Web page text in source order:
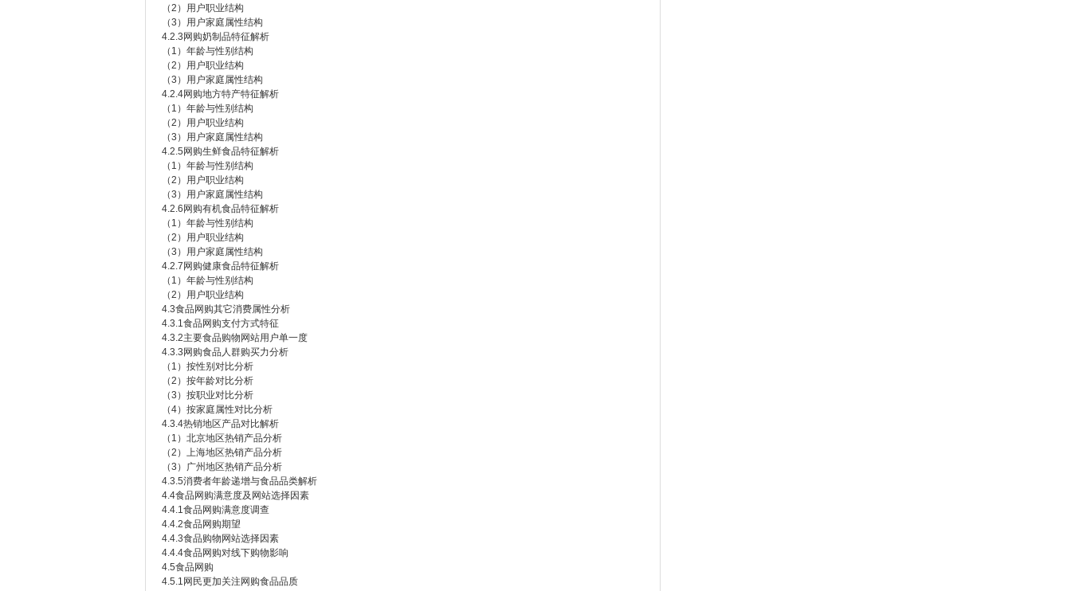
（2）用户职业结构
（3）用户家庭属性结构
4.2.3网购奶制品特征解析
（1）年龄与性别结构
（2）用户职业结构
（3）用户家庭属性结构
4.2.4网购地方特产特征解析
（1）年龄与性别结构
（2）用户职业结构
（3）用户家庭属性结构
4.2.5网购生鲜食品特征解析
（1）年龄与性别结构
（2）用户职业结构
（3）用户家庭属性结构
4.2.6网购有机食品特征解析
（1）年龄与性别结构
（2）用户职业结构
（3）用户家庭属性结构
4.2.7网购健康食品特征解析
（1）年龄与性别结构
（2）用户职业结构
4.3食品网购其它消费属性分析
4.3.1食品网购支付方式特征
4.3.2主要食品购物网站用户单一度
4.3.3网购食品人群购买力分析
（1）按性别对比分析
（2）按年龄对比分析
（3）按职业对比分析
（4）按家庭属性对比分析
4.3.4热销地区产品对比解析
（1）北京地区热销产品分析
（2）上海地区热销产品分析
（3）广州地区热销产品分析
4.3.5消费者年龄递增与食品品类解析
4.4食品网购满意度及网站选择因素
4.4.1食品网购满意度调查
4.4.2食品网购期望
4.4.3食品购物网站选择因素
4.4.4食品网购对线下购物影响
4.5食品网购
4.5.1网民更加关注网购食品品质